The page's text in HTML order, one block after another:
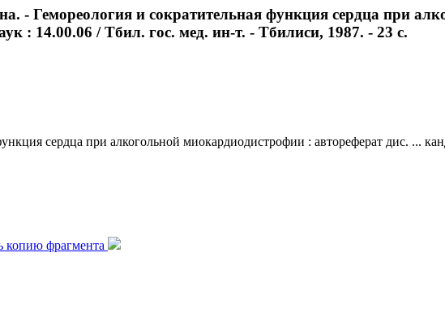
- Гемореология и сократительная функция сердца при
: 14.00.06 / Тбил. гос. мед. ин-т. - Тбилиси, 1987. - 23 с.
сердца при алкогольной миокардиодистрофии : автореферат дис. ...
копию фрагмента